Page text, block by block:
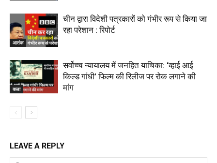
आतंक
चीन द्वारा विदेशी पत्रकारों को गंभीर रूप से किया जा
रहा परेशान : रिपोर्ट
कला
सर्वोच्च न्यायालय में जनहित याचिका: ‘व्हाई आई
किल्ड गांधी’ फिल्म की रिलीज पर रोक लगाने की
मांग
LEAVE A REPLY